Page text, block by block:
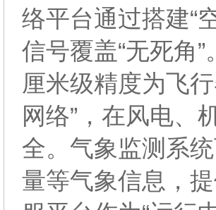
络平台通过搭建“
信号覆盖“无死角
厘米级精度为飞
网络”，在风电、
全。气象监测系
量等气象信息，